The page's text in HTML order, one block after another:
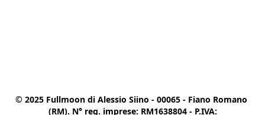
© 2025 Fullmoon di Alessio Siino - 00065 - Fiano Romano
(RM). N° reg. imprese: RM1638804 - P.IVA: